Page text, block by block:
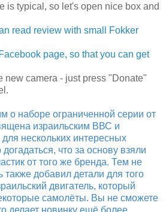
is typical, so let's open nice box and
read review with small Fokker
page, so that you can get
new camera - just press "Donate"
о наборе ограниченной серии от
израильским ВВС и
нескольких интересных
что за основу взяли
от того же бренда. Тем не
также добавил детали для того
двигатель, который
самолёты. Вы не сможете
делает новинку ещё более